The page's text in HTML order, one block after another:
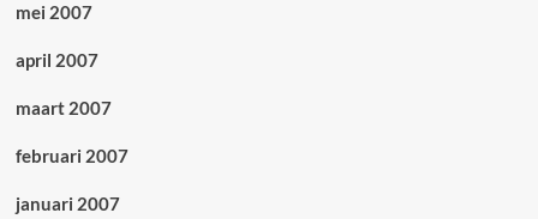
mei 2007
april 2007
maart 2007
februari 2007
januari 2007